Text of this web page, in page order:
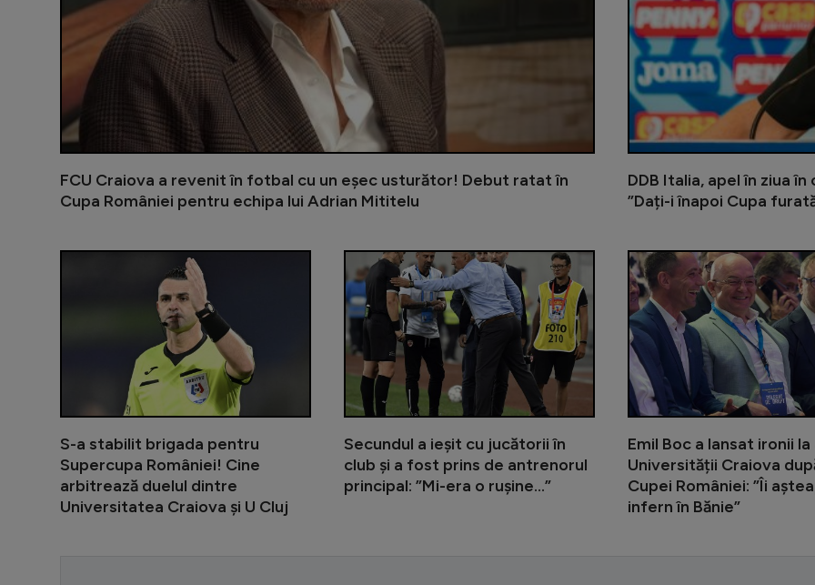
FCU Craiova a revenit în fotbal cu un eșec usturător! Debut ratat în
Cupa României pentru echipa lui Adrian Mititelu
DDB Italia, apel în ziua
”Dați-i înapoi Cupa
S-a stabilit brigada pentru
Supercupa României! Cine
arbitrează duelul dintre
Universitatea Craiova și U Cluj
S-a stabilit brigada pentru
Secundul a ieșit cu jucătorii în
club și a fost prins de antrenorul
principal: ”Mi-era o rușine...”
Emil Boc a lansat ironii
Universității Craiova
Cupei României: ”Îi
infern în Bănie”